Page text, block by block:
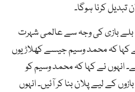
تبدیل کرنا ہوگا۔
بلے بازی کی وجہ سے عالمی شہرت
کہ محمد وسیم جیسے کھلاڑیوں
انہوں نے کہا کہ محمد وسیم کو
کے لیے پلان بنا کر آئیں۔ انہوں